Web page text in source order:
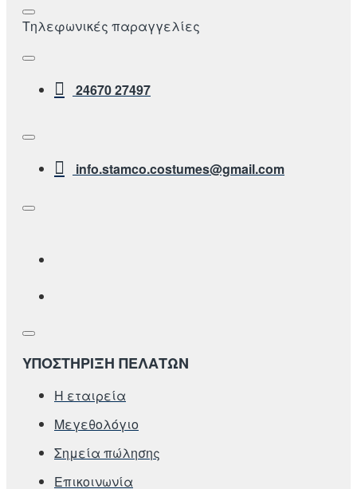
Τηλεφωνικές παραγγελίες
24670 27497
info.stamco.costumes@gmail.com
ΥΠΟΣΤΗΡΙΞΗ ΠΕΛΑΤΩΝ
Η εταιρεία
Μεγεθολόγιο
Σημεία πώλησης
Επικοινωνία